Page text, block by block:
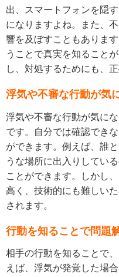
出、スマートフォンを隠
になりますよね。また、
響を及ぼすこともありま
うことで真実を知ること
し、対処するためにも、
浮気や不審な行動が気
浮気や不審な行動が気に
です。自分では確認でき
ができます。例えば、誰
うな場所に出入りしてい
ことができます。しかし
高く、技術的にも難しい
されます。
行動を知ることで問題
相手の行動を知ることで
えば、浮気が発覚した場